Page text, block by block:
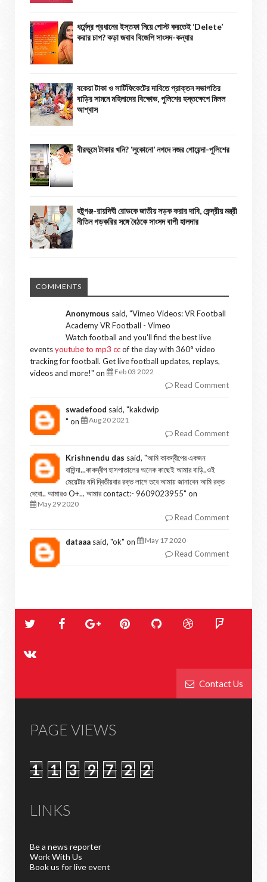
ধর্মেন্দ্র প্রধানের ইস্তফা নিয়ে পোস্ট করতেই ‘Delete’
করার চাপ? কড়া জবাব বিজেপি সাংসদ-কন্যার
বকেয়া টাকা ও সার্টিফিকেটের দাবিতে প্রাক্তন সভাপতির
বাড়ির সামনে মহিলাদের বিক্ষোভ, পুলিশের হস্তক্ষেপে মিলল
আশ্বাস
বীরভূমে টাকার খনি? ‘লুকোনো’ নগদে নজর গোয়েন্দা-পুলিশের
হটুগঞ্জ-রায়দিঘী রোডকে জাতীয় সড়ক করার দাবি, কেন্দ্রীয় মন্ত্রী
নীতিন গড়করির সঙ্গে বৈঠকে সাংসদ বাপী হালদার
COMMENTS
Anonymous said, "Vimeo Videos: VR Football
Academy VR Football - Vimeo
Watch football and you'll find the best live
eventsyoutube to mp3 ccof the day with 360° video
tracking for football. Get live football updates, replays,
videos and more!" on Feb 03 2022
Read Comment
swadefood said, "kakdwip
" on
Aug 20 2021
Read Comment
Krishnendu das said, "আমি কাকদ্বীপের একজন
বাসিন্দা...কাকদ্বীপ হাসপাতালের অনেক কাছেই আমার বাড়ি..ওই
মেয়েটার যদি দ্বিতীয়বার রক্ত লাগে তবে আমায় জানাবেন আমি রক্ত
দেবো.. আমারও O+... আমার contact:- 9609023955" on
May 29 2020
Read Comment
dataaa said, "ok" on May 17 2020
Read Comment
Contact Us
PAGE VIEWS
1 1 3 9 7 2 2
LINKS
Be a news reporter
Work With Us
Book us for live event